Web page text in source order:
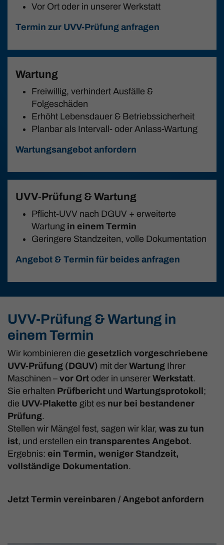
Vor Ort oder in unserer Werkstatt
Termin zur UVV-Prüfung anfragen
Wartung
Freiwillig, verhindert Ausfälle &
Folgeschäden
Erhöht Lebensdauer & Betriebssicherheit
Planbar als Intervall- oder Anlass-Wartung
Wartungsangebot anfordern
UVV-Prüfung & Wartung
Pflicht-UVV nach DGUV + erweiterte
Wartung in einem Termin
Geringere Standzeiten, volle Dokumentation
Angebot & Termin für beides anfragen
UVV-Prüfung & Wartung in
einem Termin
Wir kombinieren die gesetzlich vorgeschriebene
UVV-Prüfung (DGUV) mit der Wartung Ihrer
Maschinen – vor Ort oder in unserer Werkstatt.
Sie erhalten Prüfbericht und Wartungsprotokoll;
die UVV-Plakette gibt es nur bei bestandener
Prüfung.
Stellen wir Mängel fest, sagen wir klar, was zu tun
ist, und erstellen ein transparentes Angebot.
Ergebnis: ein Termin, weniger Standzeit,
vollständige Dokumentation.
Jetzt Termin vereinbaren / Angebot anfordern